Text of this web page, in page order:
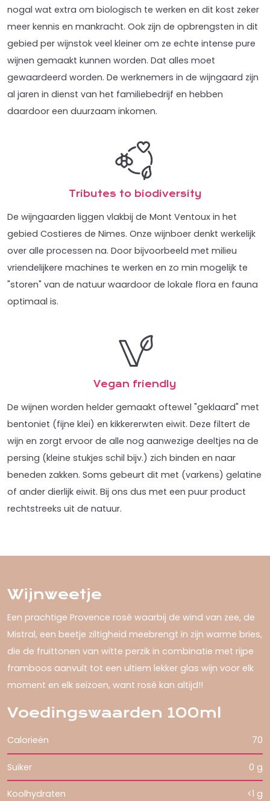
nogal wat extra om biologisch te werken en dit kost zeker
meer kennis en mankracht. Ook zijn de opbrengsten in dit
gebied per wijnstok veel kleiner om ze echte intense pure
wijnen gemaakt kunnen worden. Dat alles moet
gewaardeerd worden. De werknemers in de wijngaard zijn
al jaren in dienst van het familiebedrijf en hebben
daardoor een duurzaam inkomen.
Tributes to biodiversity
De wijngaarden liggen vlakbij de Mont Ventoux in het
gebied Costieres de Nimes. Onze wijnboer denkt werkelijk
over alle processen na. Door bijvoorbeeld met milieu
vriendelijkere machines te werken en zo min mogelijk te
"storen" van de natuur waardoor de lokale flora en fauna
optimaal is.
Vegan friendly
De wijnen worden helder gemaakt oftewel "geklaard" met
bentoniet (fijne klei) en kikkererwten eiwit. Deze filtert de
wijn en zorgt ervoor de alle nog aanwezige deeltjes na de
persing (kleine stukjes schil bijv.) zich binden en naar
beneden zakken. Soms gebeurt dit met (varkens) gelatine
of ander dierlijk eiwit. Bij ons dus met een puur product
rechtstreeks uit de natuur.
Wijnweetje
Een prachtige Provence rosé waarbij de wind van zee, de
Mistral, een beetje ziltigheid meebrengt in zijn warme bries,
die de fruittonen van witte perzik in combinatie met rijpe
framboos aanvult tot een ultiem lekker glas wijn voor elk
moment en elk seizoen, want rosé kan altijd!!
Voedingswaarden 100ml
Calorieën 70
Suiker 0 g
Koolhydraten <1 g